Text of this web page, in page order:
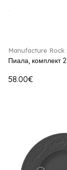
Manufacture
Пиала, комплект
58.00€